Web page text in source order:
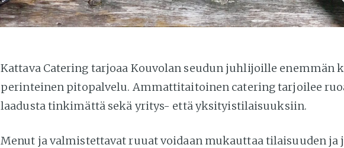
Kattava Catering tarjoaa Kouvolan seudun juhlijoille enemmän
perinteinen pitopalvelu. Ammattitaitoinen catering tarjoilee
laadusta tinkimättä sekä yritys- että yksityistilaisuuksiin.
Menut ja valmistettavat ruuat voidaan mukauttaa tilaisuuden ja